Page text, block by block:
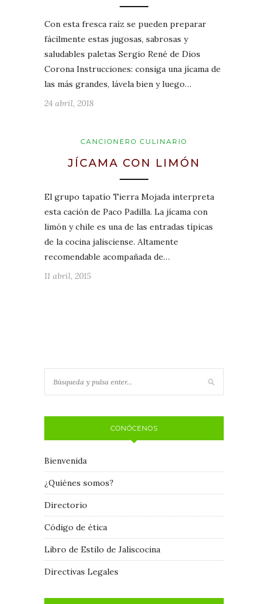
Con esta fresca raíz se pueden preparar
fácilmente estas jugosas, sabrosas y
saludables paletas Sergio René de Dios
Corona Instrucciones: consiga una jícama de
las más grandes, lávela bien y luego…
24 abril, 2018
CANCIONERO CULINARIO
JÍCAMA CON LIMÓN
El grupo tapatío Tierra Mojada interpreta
esta cación de Paco Padilla. La jícama con
limón y chile es una de las entradas típicas
de la cocina jalisciense. Altamente
recomendable acompañada de…
11 abril, 2015
CONÓCENOS
Bienvenida
¿Quiénes somos?
Directorio
Código de ética
Libro de Estilo de Jaliscocina
Directivas Legales